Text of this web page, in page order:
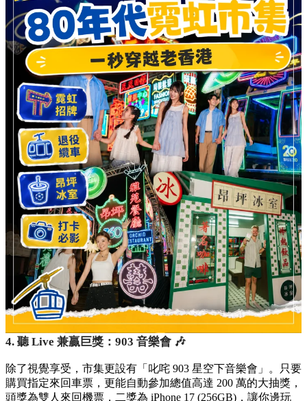
4. 聽 Live 兼贏巨獎：903 音樂會 🎶
除了視覺享受，市集更設有「叱咤 903 星空下音樂會」。只要
購買指定來回車票，更能自動參加總值高達 200 萬的大抽獎，
頭獎為雙人來回機票，二獎為 iPhone 17 (256GB)，讓你邊玩